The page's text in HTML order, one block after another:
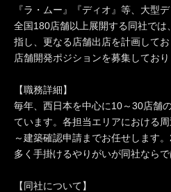
『ラ・ムー』『ディオ』等、大型
全国180店舗以上展開する同社では
指し、更なる店舗出店を計画して
店舗開発ポジションを募集しており
【職務詳細】
毎年、西日本を中心に10～30店舗
ています。各担当エリアにおける
～建築確認申請までお任せします
多く手掛けるやりがいが同社ならで
【同社について】